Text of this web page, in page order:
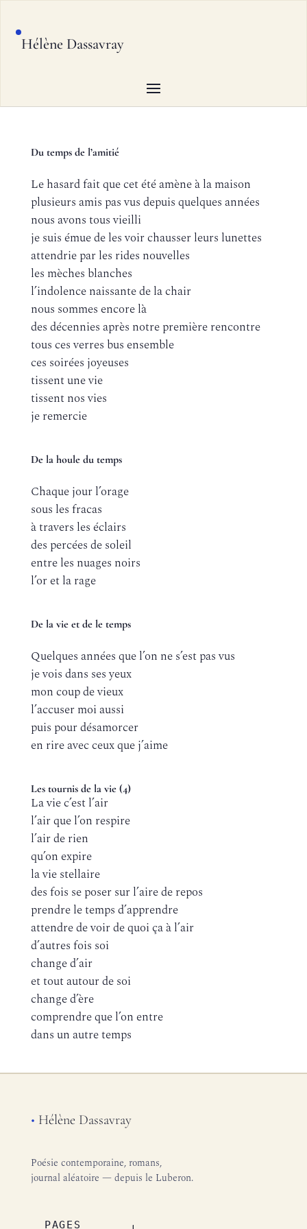
Hélène Dassavray
Du temps de l’amitié
Le hasard fait que cet été amène à la maison
plusieurs amis pas vus depuis quelques années
nous avons tous vieilli
je suis émue de les voir chausser leurs lunettes
attendrie par les rides nouvelles
les mèches blanches
l’indolence naissante de la chair
nous sommes encore là
des décennies après notre première rencontre
tous ces verres bus ensemble
ces soirées joyeuses
tissent une vie
tissent nos vies
je remercie
De la houle du temps
Chaque jour l’orage
sous les fracas
à travers les éclairs
des percées de soleil
entre les nuages noirs
l’or et la rage
De la vie et de le temps
Quelques années que l’on ne s’est pas vus
je vois dans ses yeux
mon coup de vieux
l’accuser moi aussi
puis pour désamorcer
en rire avec ceux que j’aime
Les tournis de la vie (4)
La vie c’est l’air
l’air que l’on respire
l’air de rien
qu’on expire
la vie stellaire
des fois se poser sur l’aire de repos
prendre le temps d’apprendre
attendre de voir de quoi ça à l’air
d’autres fois soi
change d’air
et tout autour de soi
change d’ère
comprendre que l’on entre
dans un autre temps
• Hélène Dassavray
Poésie contemporaine, romans,
journal aléatoire — depuis le Luberon.
PAGES